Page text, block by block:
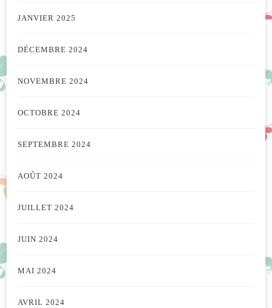
JANVIER 2025
DÉCEMBRE 2024
NOVEMBRE 2024
OCTOBRE 2024
SEPTEMBRE 2024
AOÛT 2024
JUILLET 2024
JUIN 2024
MAI 2024
AVRIL 2024